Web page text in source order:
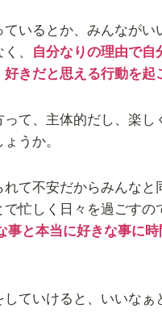
いるとか、みんながい
、 自分なりの理由で自
きだと思える行動を起
って、主体的だし、楽し
うか。
て不安だからみんなと
で忙しく日々を過ごすの
事と本当に好きな事に
ていけると、いいなぁ